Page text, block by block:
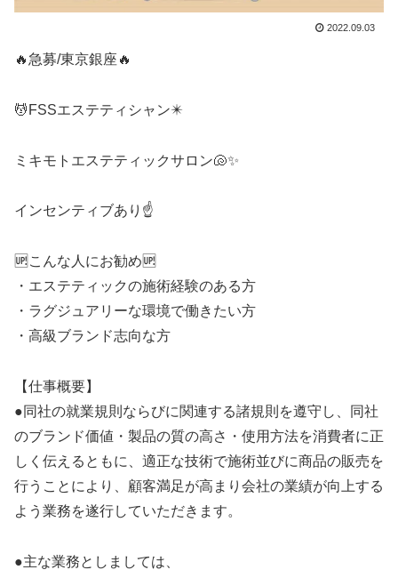
2022.09.03
🔥急募/東京銀座🔥
💆FSSエステティシャン✴️
ミキモトエステティックサロン🐚✨
インセンティブあり☝️
🆙こんな人にお勧め🆙
・エステティックの施術経験のある方
・ラグジュアリーな環境で働きたい方
・高級ブランド志向な方
【仕事概要】
●同社の就業規則ならびに関連する諸規則を遵守し、同社
のブランド価値・製品の質の高さ・使用方法を消費者に正
しく伝えるともに、適正な技術で施術並びに商品の販売を
行うことにより、顧客満足が高まり会社の業績が向上する
よう業務を遂行していただきます。
●主な業務としましては、